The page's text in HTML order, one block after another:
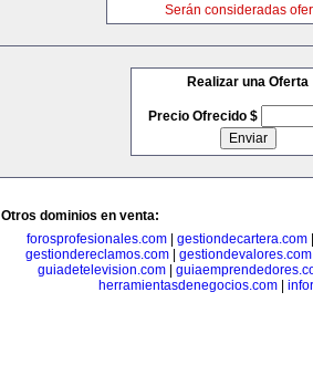
Serán consideradas
Realizar una Oferta
Precio Ofrecido $
Otros dominios en venta:
forosprofesionales.com
gestiondecartera.com
gestiondereclamos.com| gestiondevalores.com
guiadetelevision.com
herramientasdenegocios.com